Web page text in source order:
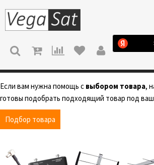
МЕНЮ
Если вам нужна помощь с выбором товара,
готовы подобрать подходящий товар под
Подбор товара